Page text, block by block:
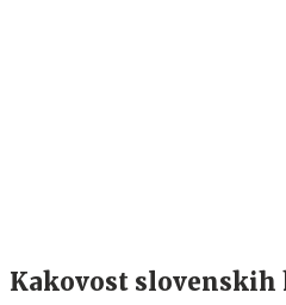
Kakovost slovenskih